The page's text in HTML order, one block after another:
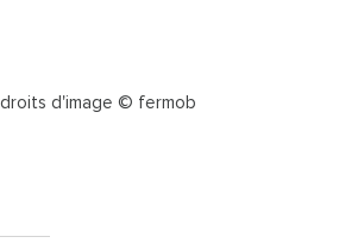
droits d'image © fermob